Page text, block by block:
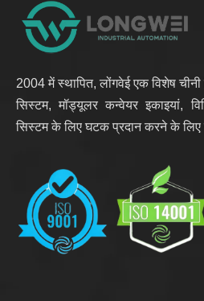
2004 में स्थापित, लोंगवेई एक विशेष
सिस्टम, मॉड्यूलर कन्वेयर इकाइयां,
सिस्टम के लिए घटक प्रदान करने के लिए